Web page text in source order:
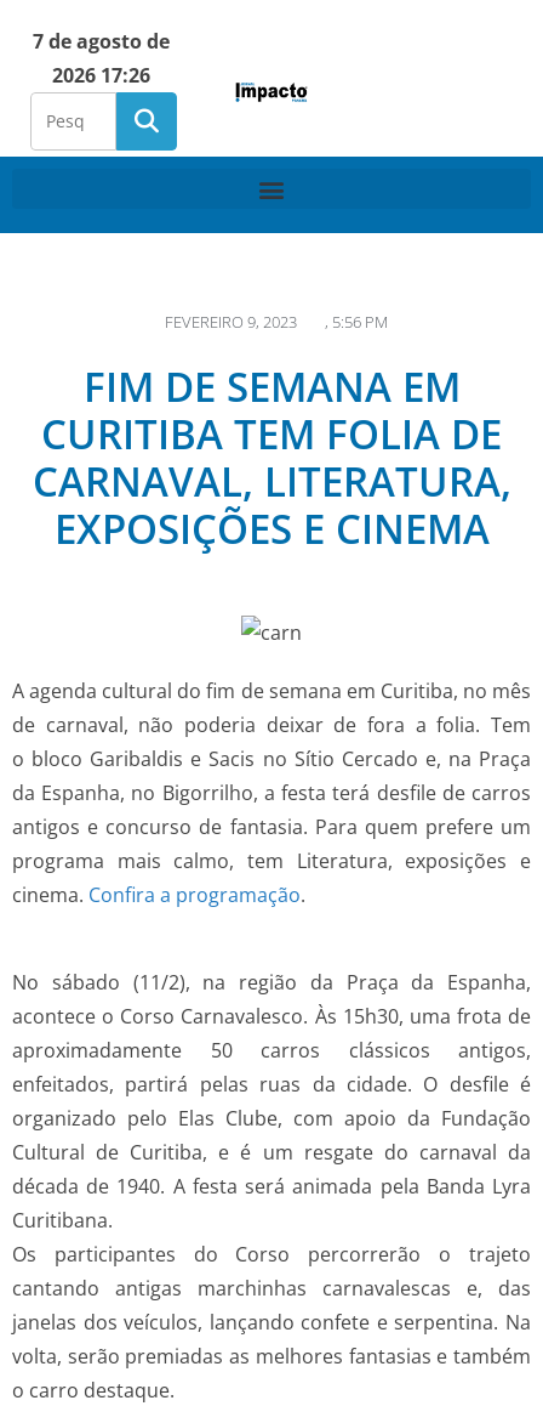
7 de agosto de
2026 17:26
FEVEREIRO 9, 2023 , 5:56 PM
FIM DE SEMANA EM
CURITIBA TEM FOLIA DE
CARNAVAL, LITERATURA,
EXPOSIÇÕES E CINEMA
A agenda cultural do fim de semana em Curitiba, no mês
de carnaval, não poderia deixar de fora a folia. Tem
o bloco Garibaldis e Sacis no Sítio Cercado e, na Praça
da Espanha, no Bigorrilho, a festa terá desfile de carros
antigos e concurso de fantasia. Para quem prefere um
programa mais calmo, tem Literatura, exposições e
cinema. Confira a programação.
No sábado (11/2), na região da Praça da Espanha,
acontece o Corso Carnavalesco. Às 15h30, uma frota de
aproximadamente 50 carros clássicos antigos,
enfeitados, partirá pelas ruas da cidade. O desfile é
organizado pelo Elas Clube, com apoio da Fundação
Cultural de Curitiba, e é um resgate do carnaval da
década de 1940. A festa será animada pela Banda Lyra
Curitibana.
Os participantes do Corso percorrerão o trajeto
cantando antigas marchinhas carnavalescas e, das
janelas dos veículos, lançando confete e serpentina. Na
volta, serão premiadas as melhores fantasias e também
o carro destaque.